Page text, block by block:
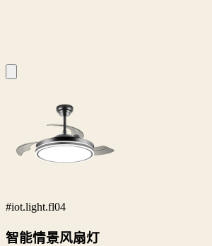
#iot.light.fl04
智能情景风扇灯